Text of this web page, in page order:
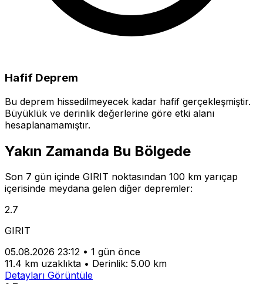
Hafif Deprem
Bu deprem hissedilmeyecek kadar hafif gerçekleşmiştir.
Büyüklük ve derinlik değerlerine göre etki alanı
hesaplanamamıştır.
Yakın Zamanda Bu Bölgede
Son 7 gün içinde GIRIT noktasından 100 km yarıçap
içerisinde meydana gelen diğer depremler:
2.7
GIRIT
05.08.2026 23:12 • 1 gün önce
11.4 km uzaklıkta • Derinlik: 5.00 km
Detayları Görüntüle